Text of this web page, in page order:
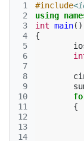
1
2
3
4
5
6
7
8
9
10
11
12
13
14
#include
using
int main()
{
{